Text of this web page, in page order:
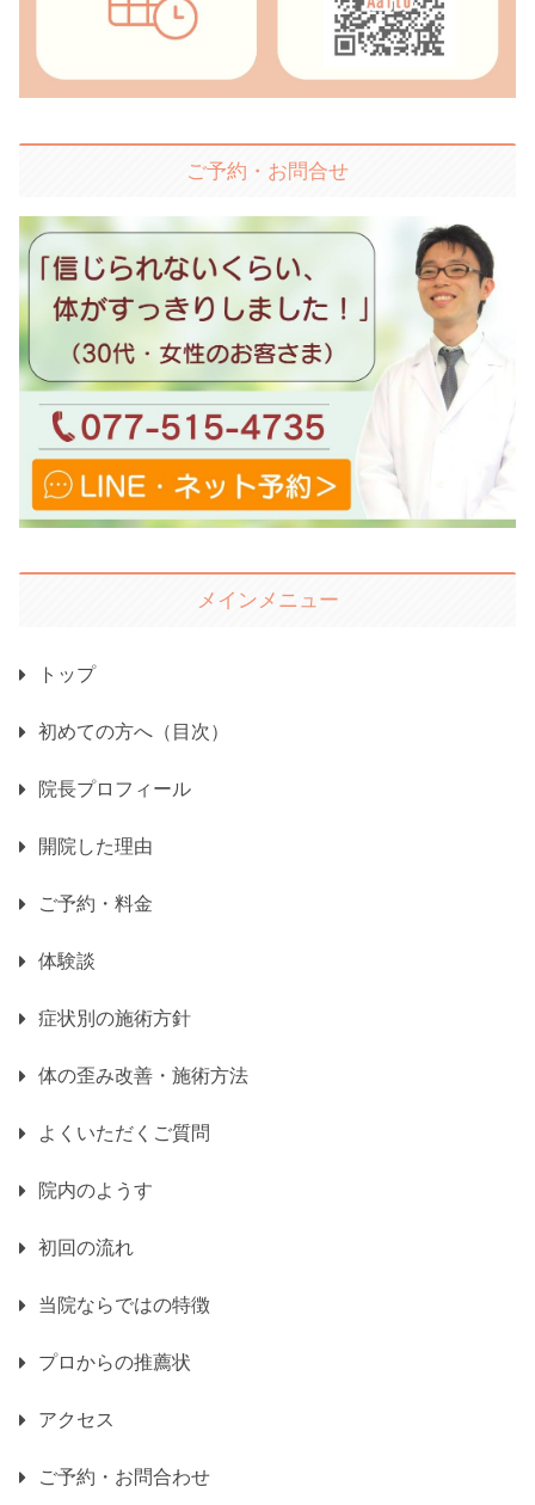
ご予約・お問合せ
メインメニュー
トップ
初めての方へ（目次）
院長プロフィール
開院した理由
ご予約・料金
体験談
症状別の施術方針
体の歪み改善・施術方法
よくいただくご質問
院内のようす
初回の流れ
当院ならではの特徴
プロからの推薦状
アクセス
ご予約・お問合わせ